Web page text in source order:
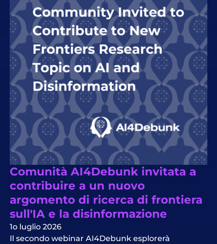
Comunità AI4Debunk invitata a
contribuire a un nuovo
argomento di ricerca di frontiera
sull'IA e la disinformazione
1o luglio 2026
Il secondo webinar AI4Debunk esplorerà